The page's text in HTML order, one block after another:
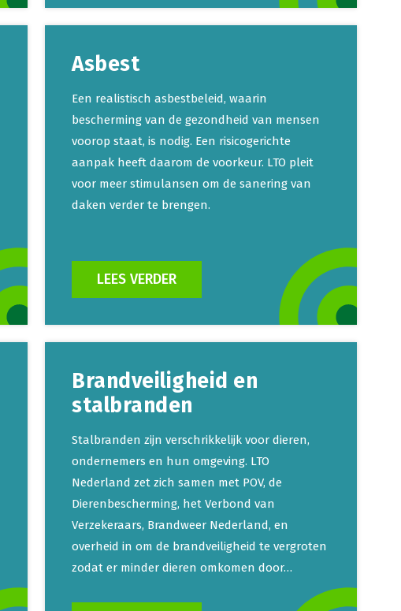
Asbest
Een realistisch asbestbeleid, waarin
bescherming van de gezondheid van mensen
voorop staat, is nodig. Een risicogerichte
aanpak heeft daarom de voorkeur. LTO pleit
voor meer stimulansen om de sanering van
daken verder te brengen.
LEES VERDER
Brandveiligheid en
stalbranden
Stalbranden zijn verschrikkelijk voor dieren,
ondernemers en hun omgeving. LTO
Nederland zet zich samen met POV, de
Dierenbescherming, het Verbond van
Verzekeraars, Brandweer Nederland, en
overheid in om de brandveiligheid te vergroten
zodat er minder dieren omkomen door…